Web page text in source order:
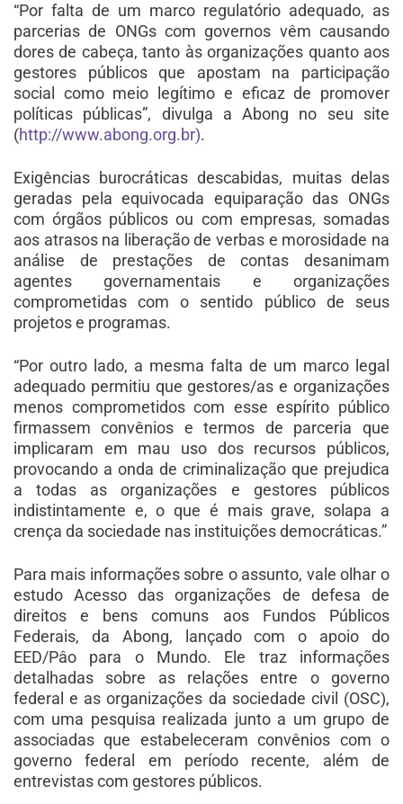
“Por falta de um marco regulatório adequado, as
parcerias de ONGs com governos vêm causando
dores de cabeça, tanto às organizações quanto aos
gestores públicos que apostam na participação
social como meio legítimo e eficaz de promover
políticas públicas”, divulga a Abong no seu site
(http://www.abong.org.br).
Exigências burocráticas descabidas, muitas delas
geradas pela equivocada equiparação das ONGs
com órgãos públicos ou com empresas, somadas
aos atrasos na liberação de verbas e morosidade na
análise de prestações de contas desanimam
agentes governamentais e organizações
comprometidas com o sentido público de seus
projetos e programas.
“Por outro lado, a mesma falta de um marco legal
adequado permitiu que gestores/as e organizações
menos comprometidos com esse espírito público
firmassem convênios e termos de parceria que
implicaram em mau uso dos recursos públicos,
provocando a onda de criminalização que prejudica
a todas as organizações e gestores públicos
indistintamente e, o que é mais grave, solapa a
crença da sociedade nas instituições democráticas.”
Para mais informações sobre o assunto, vale olhar o
estudo Acesso das organizações de defesa de
direitos e bens comuns aos Fundos Públicos
Federais, da Abong, lançado com o apoio do
EED/Pâo para o Mundo. Ele traz informações
detalhadas sobre as relações entre o governo
federal e as organizações da sociedade civil (OSC),
com uma pesquisa realizada junto a um grupo de
associadas que estabeleceram convênios com o
governo federal em período recente, além de
entrevistas com gestores públicos.